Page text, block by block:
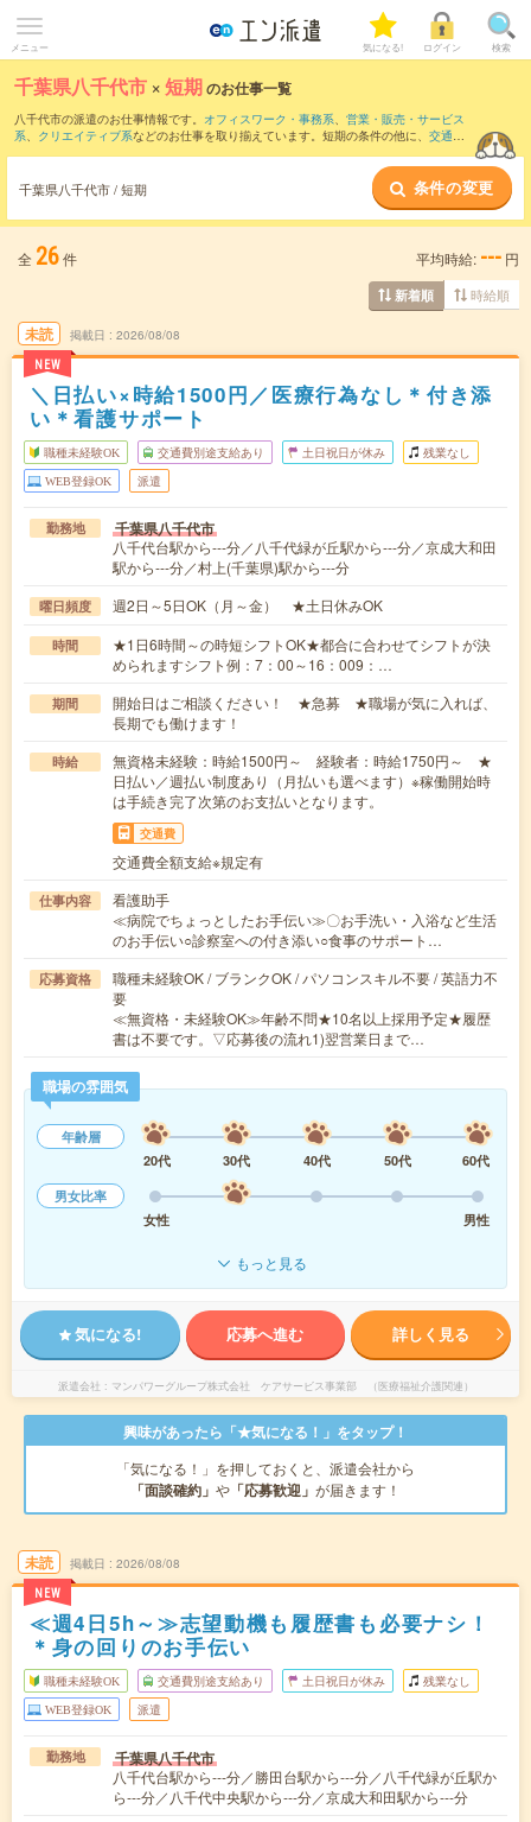
メニュー 気になる! ログイン 検索
千葉県八千代市 ×短期のお仕事一覧
八千代市の派遣のお仕事情報です。 オフィスワーク・事務系、 営業・販売・サービス
系、 クリエイティブ系などのお仕事を取り揃えています。短期の条件の他に、 交通費
千葉県八千代市 / 短期 条件の変更
全 26件 平均時給: --- 円
新着順 時給順
未読
NEW
掲載日 2026/08/08
＼日払い×時給1500円／医療行為なし＊付き添
い＊看護サポート
職種未経験OK 交通費別途支給あり 土日祝日が休み 残業なし
WEB登録OK 派遣
勤務地 千葉県八千代市
八千代台駅から---分／八千代緑が丘駅から---分／京成大和田
駅から---分／村上(千葉県)駅から---分
曜日頻度 週2日～5日OK（月～金） ★土日休みOK
時間
★1日6時間～の時短シフトOK★都合に合わせてシフトが決
められますシフト例：7：00～16：009：…
期間
開始日はご相談ください！ ★急募 ★職場が気に入れば、
長期でも働けます！
時給
無資格未経験：時給1500円～ 経験者：時給1750円～ ★
日払い／週払い制度あり（月払いも選べます）※稼働開始時
は手続き完了次第のお支払いとなります。
交通費
交通費全額支給※規定有
仕事内容
看護助手
≪病院でちょっとしたお手伝い≫〇お手洗い・入浴など生活
のお手伝い○診察室への付き添い○食事のサポート…
応募資格
職種未経験OK / ブランクOK / パソコンスキル不要 / 英語力不
要
≪無資格・未経験OK≫年齢不問★10名以上採用予定★履歴
書は不要です。▽応募後の流れ1)翌営業日まで…
職場の雰囲気
年齢層
20代
30代 40代 50代
60代
男女比率
女性
男性
もっと見る
気になる! 応募へ進む 詳しく見る
派遣会社 マンパワーグループ株式会社 ケアサービス事業部 （医療福祉介護関連）
興味があったら「★気になる！」をタップ！
「気になる！」を押しておくと、派遣会社から
「面談確約」 や 「応募歓迎」 が届きます！
未読
NEW
掲載日 2026/08/08
≪週4日5h～≫志望動機も履歴書も必要ナシ！
＊身の回りのお手伝い
職種未経験OK 交通費別途支給あり 土日祝日が休み 残業なし
WEB登録OK 派遣
勤務地 千葉県八千代市
八千代台駅から---分／勝田台駅から---分／八千代緑が丘駅か
ら---分／八千代中央駅から---分／京成大和田駅から---分